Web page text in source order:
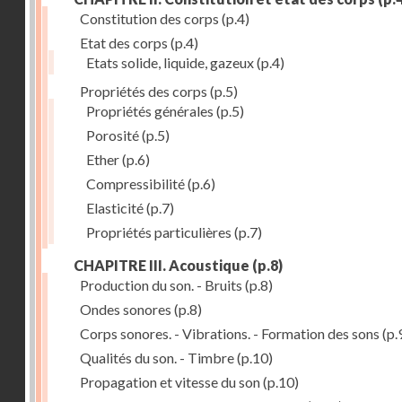
Constitution des corps (p.4)
Etat des corps (p.4)
Etats solide, liquide, gazeux(p.4)
Propriétés des corps (p.5)
Propriétés générales (p.5)
Porosité(p.5)
Ether(p.6)
Compressibilité(p.6)
Elasticité(p.7)
Propriétés particulières (p.7)
CHAPITRE III. Acoustique (p.8)
Production du son. - Bruits (p.8)
Ondes sonores (p.8)
Corps sonores. - Vibrations. - Formation des sons
Qualités du son. - Timbre(p.10)
Propagation et vitesse du son(p.10)